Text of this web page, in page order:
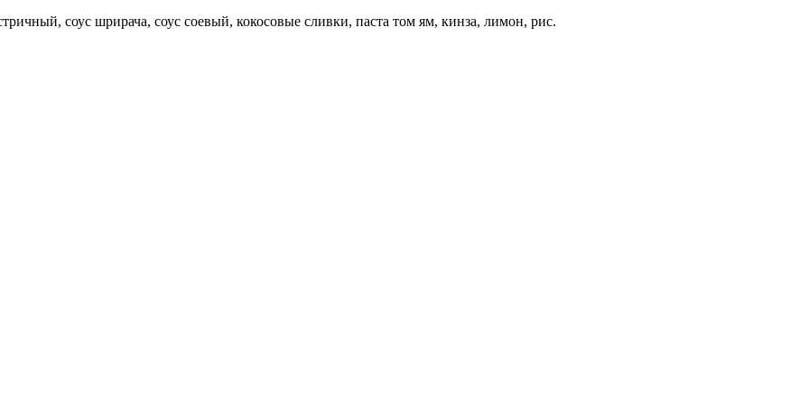
соус шрирача, соус соевый, кокосовые сливки, паста том ям, кинза, лимон, рис.